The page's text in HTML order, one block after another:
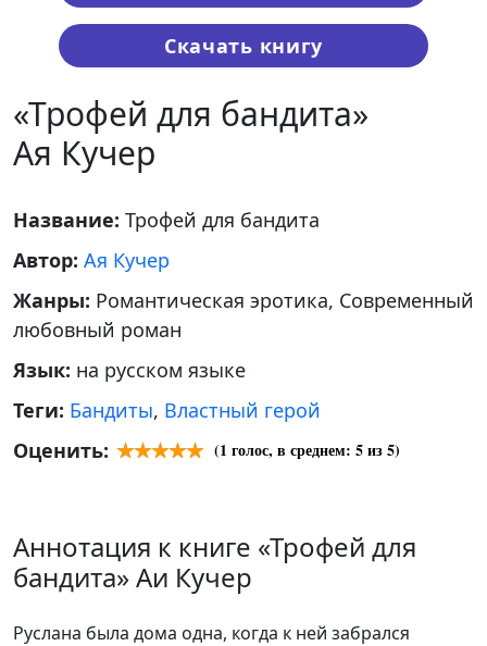
Скачать книгу
«Трофей для бандита»
Ая Кучер
Название: Трофей для бандита
Автор: Ая Кучер
Жанры: Романтическая эротика, Современный
любовный роман
Язык: на русском языке
Теги: Бандиты, Властный герой
Оценить:
(1 голос, в среднем: 5из 5)
Аннотация к книге «Трофей для
бандита» Аи Кучер
Руслана была дома одна, когда к ней забрался